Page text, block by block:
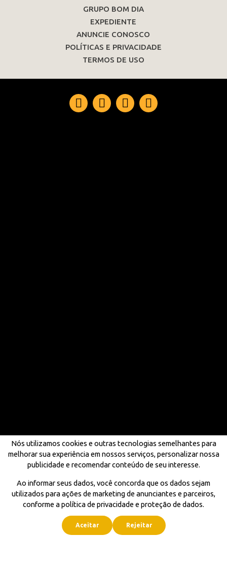
GRUPO BOM DIA
EXPEDIENTE
ANUNCIE CONOSCO
POLÍTICAS E PRIVACIDADE
TERMOS DE USO
Nós utilizamos cookies e outras tecnologias semelhantes para
melhorar sua experiência em nossos serviços, personalizar nossa
publicidade e recomendar conteúdo de seu interesse.
Ao informar seus dados, você concorda que os dados sejam
utilizados para ações de marketing de anunciantes e parceiros,
conforme a política de privacidade e proteção de dados.
Aceitar Rejeitar